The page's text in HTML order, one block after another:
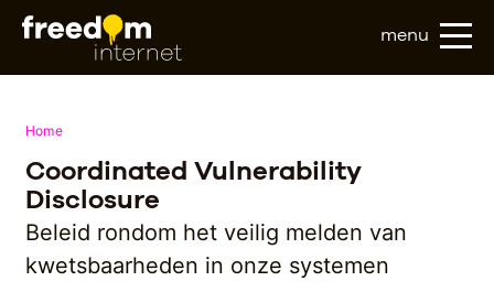
menu
Home
Coordinated Vulnerability
Disclosure
Beleid rondom het veilig melden van
kwetsbaarheden in onze systemen